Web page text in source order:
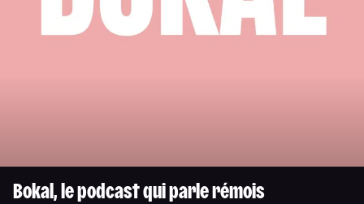
Bokal, le podcast qui parle rémois